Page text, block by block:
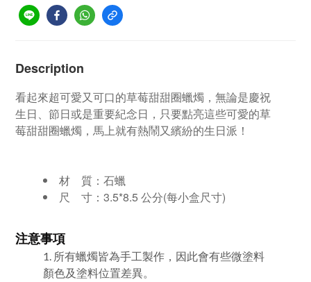
Description
看起來超可愛又可口的草莓甜甜圈蠟燭，無論是慶祝
生日、節日或是重要紀念日，只要點亮這些可愛的草
莓甜甜圈蠟燭，馬上就有熱鬧又繽紛的生日派！
材 質： 石蠟
尺 寸： 3.5*8.5 公分(每小盒尺寸)
注意事項
1. 所有蠟燭皆為手工製作，因此會有些微塗料
顏色及塗料位置差異。